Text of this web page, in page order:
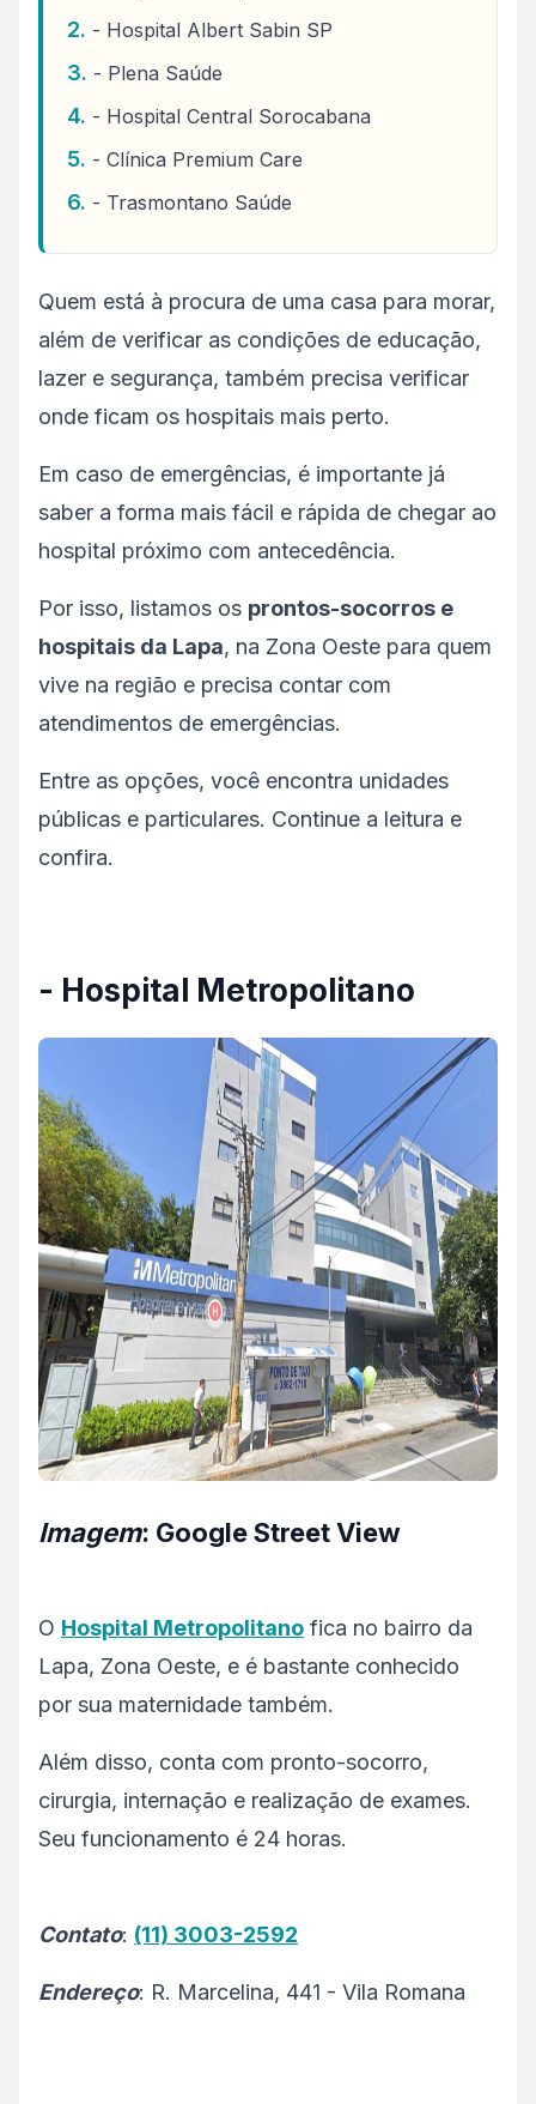
- Hospital Albert Sabin SP
- Plena Saúde
- Hospital Central Sorocabana
- Clínica Premium Care
- Trasmontano Saúde
Quem está à procura de uma casa para morar,
além de verificar as condições de educação,
lazer e segurança, também precisa verificar
onde ficam os hospitais mais perto.
Em caso de emergências, é importante já
saber a forma mais fácil e rápida de chegar ao
hospital próximo com antecedência.
Por isso, listamos os prontos-socorros e
hospitais da Lapa, na Zona Oeste para quem
vive na região e precisa contar com
atendimentos de emergências.
Entre as opções, você encontra unidades
públicas e particulares. Continue a leitura e
confira.
- Hospital Metropolitano
Imagem: Google Street View
O Hospital Metropolitano fica no bairro da
Lapa, Zona Oeste, e é bastante conhecido
por sua maternidade também.
Além disso, conta com pronto-socorro,
cirurgia, internação e realização de exames.
Seu funcionamento é 24 horas.
Contato: (11) 3003-2592
Endereço: R. Marcelina, 441 - Vila Romana